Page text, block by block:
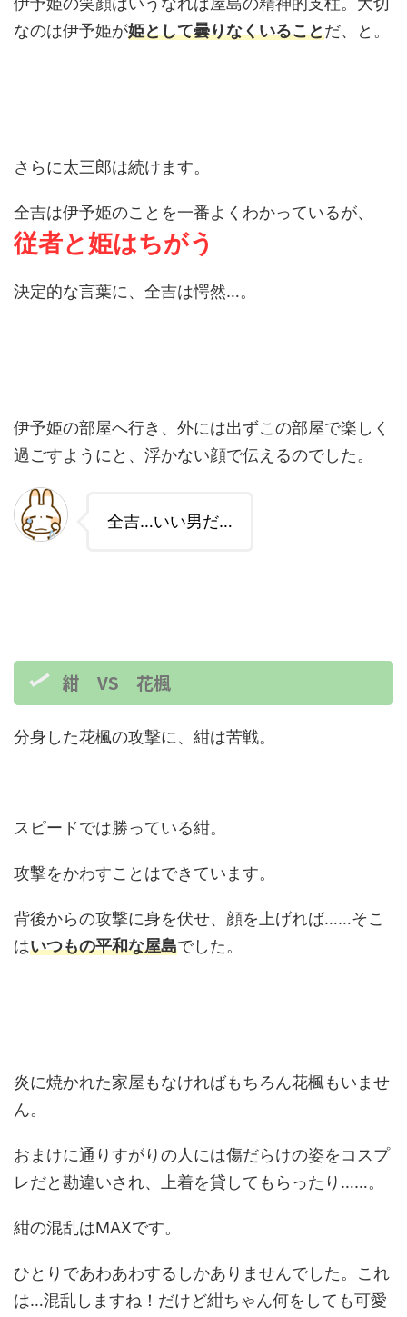
なのは伊予姫が姫として曇りなくいることだ、と。
さらに太三郎は続けます。
全吉は伊予姫のことを一番よくわかっているが、
従者と姫はちがう
決定的な言葉に、全吉は愕然…。
伊予姫の部屋へ行き、外には出ずこの部屋で楽しく
過ごすようにと、浮かない顔で伝えるのでした。
全吉…いい男だ…
紺 VS 花楓
分身した花楓の攻撃に、紺は苦戦。
スピードでは勝っている紺。
攻撃をかわすことはできています。
背後からの攻撃に身を伏せ、顔を上げれば……そこ
はいつもの平和な屋島でした。
炎に焼かれた家屋もなければもちろん花楓もいませ
ん。
おまけに通りすがりの人には傷だらけの姿をコスプ
レだと勘違いされ、上着を貸してもらったり……。
紺の混乱はMAXです。
ひとりであわあわするしかありませんでした。これ
は…混乱しますね！だけど紺ちゃん何をしても可愛